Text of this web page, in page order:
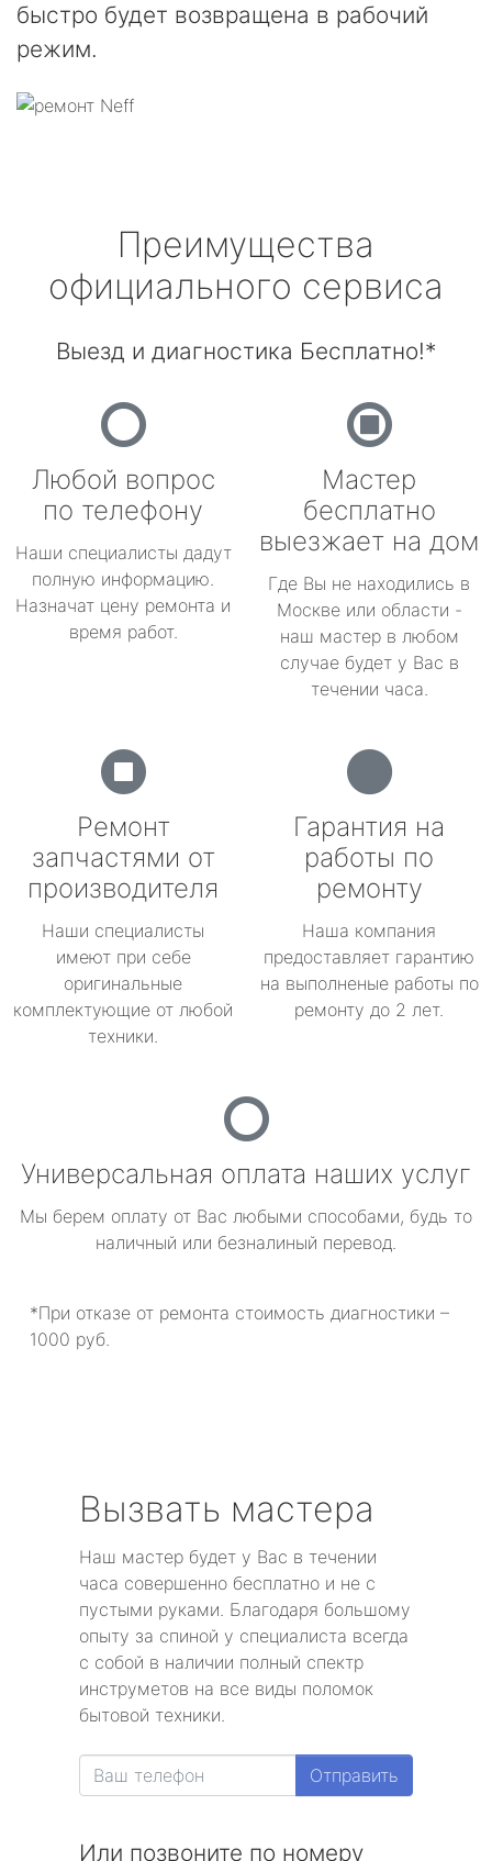
быстро будет возвращена в рабочий
режим.
Преимущества
официального сервиса
Выезд и диагностика Бесплатно!*
Любой вопрос
по телефону
Наши специалисты дадут
полную информацию.
Назначат цену ремонта и
время работ.
Мастер
бесплатно
выезжает на дом
Где Вы не находились в
Москве или области -
наш мастер в любом
случае будет у Вас в
течении часа.
Ремонт
запчастями от
производителя
Наши специалисты
имеют при себе
оригинальные
комплектующие от любой
техники.
Гарантия на
работы по
ремонту
Наша компания
предоставляет гарантию
на выполненые работы по
ремонту до 2 лет.
Универсальная оплата наших услуг
Мы берем оплату от Вас любыми способами, будь то
наличный или безналиный перевод.
*При отказе от ремонта стоимость диагностики –
1000 руб.
Вызвать мастера
Наш мастер будет у Вас в течении
часа совершенно бесплатно и не с
пустыми руками. Благодаря большому
опыту за спиной у специалиста всегда
с собой в наличии полный спектр
инструметов на все виды поломок
бытовой техники.
Отправить
Или позвоните по номеру